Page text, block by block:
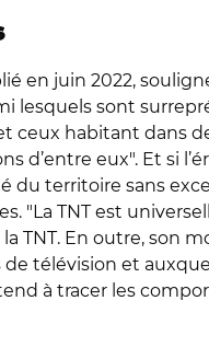
en juin 2022,
lesquels sont
ceux habitant dans
d’entre eux". Et si
du territoire sans
"La TNT est
TNT. En outre, son
télévision et
à tracer les